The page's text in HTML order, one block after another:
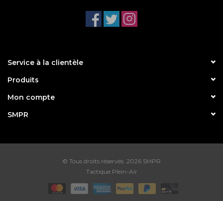
Service à la clientèle
Produits
Mon compte
SMPR
© Tous droits réservés. 2026 SMPR
Tactique Plein-Air